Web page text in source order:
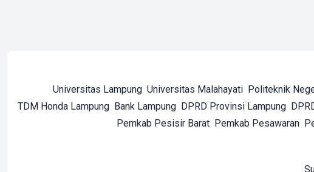
Universitas Lampung Universitas Malahayati Politeknik
TDM Honda Lampung Bank Lampung DPRD Provinsi Lampung
Pemkab Pesisir Barat Pemkab Pesawaran